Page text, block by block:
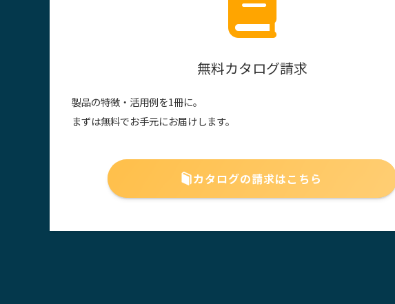
無料カタログ請求
製品の特徴・活用例を1冊に。
まずは無料でお手元にお届けします。
カタログの請求はこちら